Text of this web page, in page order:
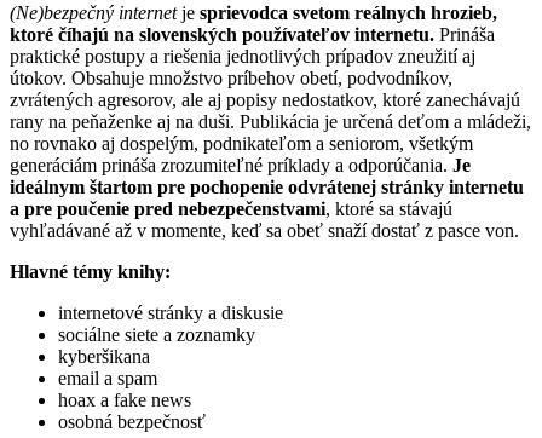
(Ne)bezpečný internetje sprievodca svetom reálnych hrozieb,
ktoré číhajú na slovenských používateľov internetu. Prináša
praktické postupy a riešenia jednotlivých prípadov zneužití aj
útokov. Obsahuje množstvo príbehov obetí, podvodníkov,
zvrátených agresorov, ale aj popisy nedostatkov, ktoré zanechávajú
rany na peňaženke aj na duši. Publikácia je určená deťom a mládeži,
no rovnako aj dospelým, podnikateľom a seniorom, všetkým
generáciám prináša zrozumiteľné príklady a odporúčania. Je
ideálnym štartom pre pochopenie odvrátenej stránky internetu
a pre poučenie pred nebezpečenstvami, ktoré sa stávajú
vyhľadávané až v momente, keď sa obeť snaží dostať z pasce von.
Hlavné témy knihy:
internetové stránky a diskusie
sociálne siete a zoznamky
kyberšikana
email a spam
hoax a fake news
osobná bezpečnosť